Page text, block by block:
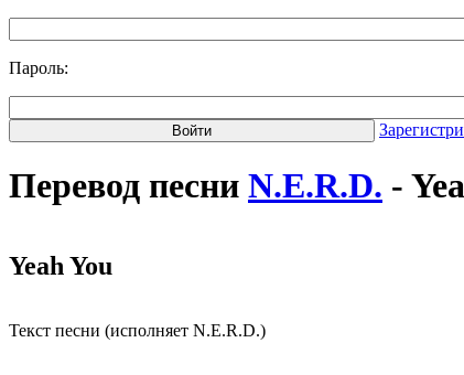
Пароль:
Перевод песни N.E.R.D. -
Yeah You
Текст песни (исполняет N.E.R.D.)